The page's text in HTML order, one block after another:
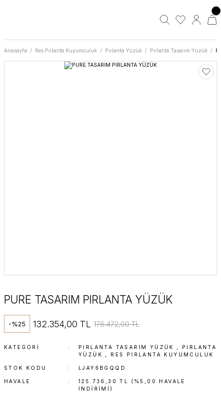
Anasayfa Res Pırlanta Kuyumculuk Pırlanta Yüzük Pırlanta Tasarım Yüzük
PURE TASARIM PIRLANTA YÜZÜK
-%25 132.354,00 TL 176.472,00 TL
KATEGORI PIRLANTA TASARIM YÜZÜK
PIRLANTA
YÜZÜK
RES PIRLANTA KUYUMCULUK
STOK KODU LJAY6BGQQD
HAVALE
125.736,30 TL (%5,00 HAVALE
INDIRIMI)